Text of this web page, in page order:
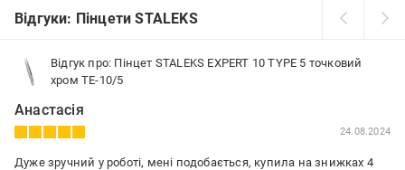
Відгуки: Пінцети STALEKS
Відгук про: Пінцет STALEKS EXPERT 10 TYPE 5 точковий
хром TE-10/5
Анастасія
24.08.2024
Дуже зручний у роботі, мені подобається, купила на знижках 4